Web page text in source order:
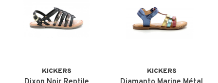
KICKERS KICKERS